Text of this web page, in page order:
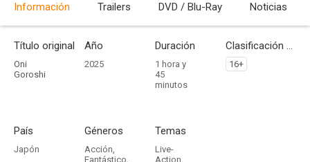
Información Trailers DVD / Blu-Ray Noticias
Título original
Oni
Goroshi
Año
2025
Duración
1 hora y
45
minutos
Clasificación por edades
16+
País
Japón
Géneros
Acción,
Fantástico,
Temas
Live-
Action,